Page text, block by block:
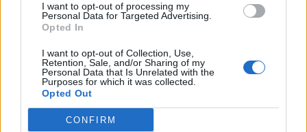
I want to opt-out of processing my
Personal Data for Targeted Advertising.
Opted In
I want to opt-out of Collection, Use,
Retention, Sale, and/or Sharing of my
Personal Data that Is Unrelated with the
Purposes for which it was collected.
Opted Out
CONFIRM
Δημόσιοι υπάλληλοι, γιατροί, εκπαιδευτικοί, δικαστικοί
υπάλληλοι, ταξιτζήδες και ναυτεργάτες συμμετέχουν στη
σημερινή πανελλαδική κινητοποίηση, που μπλοκάρει
μεταφορές και υπηρεσίες. Στο επίκεντρο των